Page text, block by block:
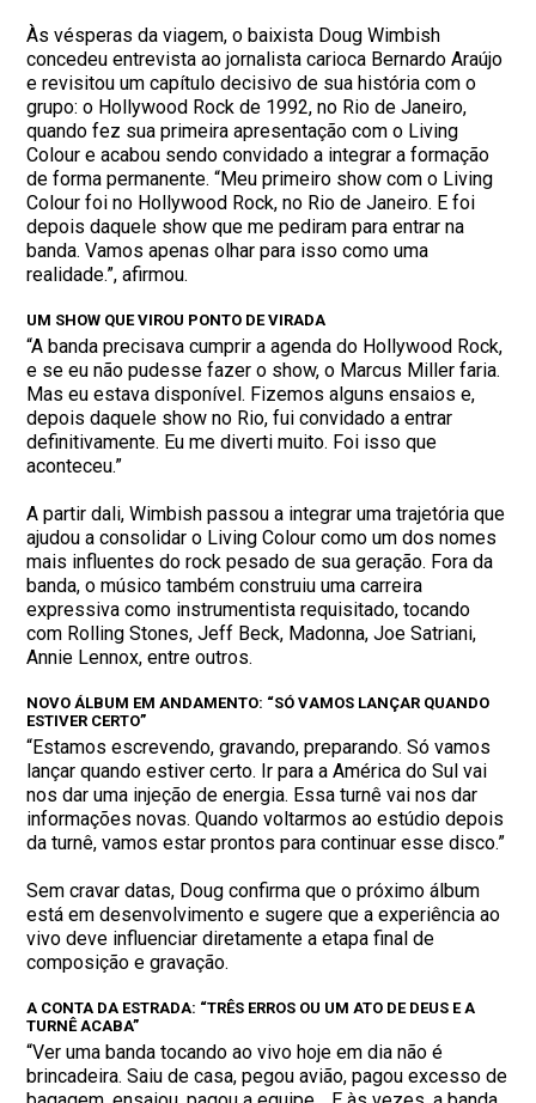
Às vésperas da viagem, o baixista Doug Wimbish
concedeu entrevista ao jornalista carioca Bernardo Araújo
e revisitou um capítulo decisivo de sua história com o
grupo: o Hollywood Rock de 1992, no Rio de Janeiro,
quando fez sua primeira apresentação com o Living
Colour e acabou sendo convidado a integrar a formação
de forma permanente. “Meu primeiro show com o Living
Colour foi no Hollywood Rock, no Rio de Janeiro. E foi
depois daquele show que me pediram para entrar na
banda. Vamos apenas olhar para isso como uma
realidade.”, afirmou.
UM SHOW QUE VIROU PONTO DE VIRADA
“A banda precisava cumprir a agenda do Hollywood Rock,
e se eu não pudesse fazer o show, o Marcus Miller faria.
Mas eu estava disponível. Fizemos alguns ensaios e,
depois daquele show no Rio, fui convidado a entrar
definitivamente. Eu me diverti muito. Foi isso que
aconteceu.”
A partir dali, Wimbish passou a integrar uma trajetória que
ajudou a consolidar o Living Colour como um dos nomes
mais influentes do rock pesado de sua geração. Fora da
banda, o músico também construiu uma carreira
expressiva como instrumentista requisitado, tocando
com Rolling Stones, Jeff Beck, Madonna, Joe Satriani,
Annie Lennox, entre outros.
NOVO ÁLBUM EM ANDAMENTO: “SÓ VAMOS LANÇAR QUANDO
ESTIVER CERTO”
“Estamos escrevendo, gravando, preparando. Só vamos
lançar quando estiver certo. Ir para a América do Sul vai
nos dar uma injeção de energia. Essa turnê vai nos dar
informações novas. Quando voltarmos ao estúdio depois
da turnê, vamos estar prontos para continuar esse disco.”
Sem cravar datas, Doug confirma que o próximo álbum
está em desenvolvimento e sugere que a experiência ao
vivo deve influenciar diretamente a etapa final de
composição e gravação.
A CONTA DA ESTRADA: “TRÊS ERROS OU UM ATO DE DEUS E A
TURNÊ ACABA”
“Ver uma banda tocando ao vivo hoje em dia não é
brincadeira. Saiu de casa, pegou avião, pagou excesso de